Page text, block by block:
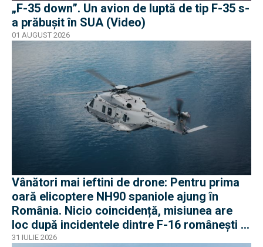
„F-35 down”. Un avion de luptă de tip F-35 s-
a prăbușit în SUA (Video)
01 AUGUST 2026
Vânători mai ieftini de drone: Pentru prima
oară elicoptere NH90 spaniole ajung în
România. Nicio coincidență, misiunea are
loc după incidentele dintre F-16 românești și
dronele ruse
31 IULIE 2026